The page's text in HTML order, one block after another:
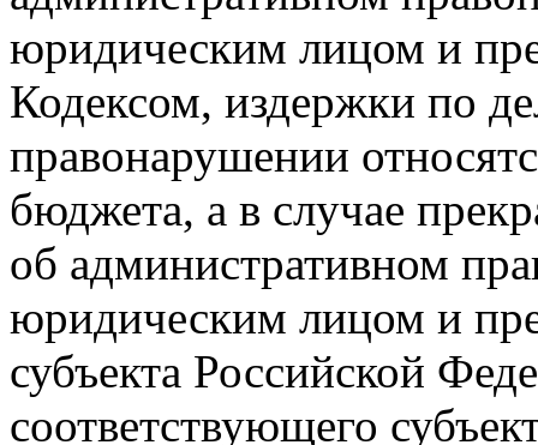
юридическим лицом и
Кодексом, издержки по
правонарушении
бюджета, а в случае
об административном
юридическим лицом и
субъекта Российской
соответствующего